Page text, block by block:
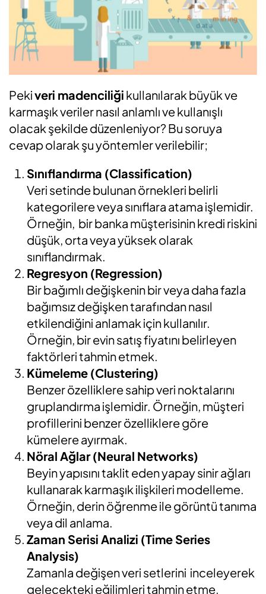
Pekiveri madenciliği kullanılarak büyük ve
karmaşık veriler nasıl anlamlı ve kullanışlı
olacak şekilde düzenleniyor? Bu soruya
cevap olarak şu yöntemler verilebilir;
Sınıflandırma (Classification)
Veri setinde bulunan örnekleri belirli
kategorilere veya sınıflara atama işlemidir.
Örneğin, bir banka müşterisinin kredi riskini
düşük, orta veya yüksek olarak
sınıflandırmak.
Regresyon (Regression)
Bir bağımlı değişkenin bir veya daha fazla
bağımsız değişken tarafından nasıl
etkilendiğini anlamak için kullanılır.
Örneğin, bir evin satış fiyatını belirleyen
faktörleri tahmin etmek.
Kümeleme (Clustering)
Benzer özelliklere sahip veri noktalarını
gruplandırma işlemidir. Örneğin, müşteri
profillerini benzer özelliklere göre
kümelere ayırmak.
Nöral Ağlar (Neural Networks)
Beyin yapısını taklit eden yapay sinir ağları
kullanarak karmaşık ilişkileri modelleme.
Örneğin, derin öğrenme ile görüntü tanıma
veya dil anlama.
Zaman Serisi Analizi (Time Series
Analysis)
Zamanla değişen veri setlerini inceleyerek
gelecekteki eğilimleri tahmin etme.